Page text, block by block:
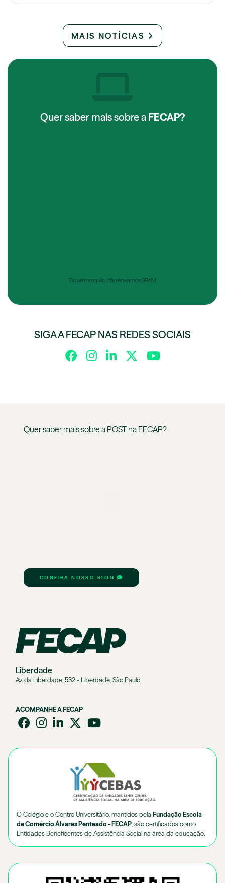
MAIS NOTÍCIAS
Quer saber mais sobre a FECAP?
Fique tranquilo, não enviamos SPAM
SIGA A FECAP NAS REDES SOCIAIS
Quer saber mais sobre a POST na FECAP?
CONFIRA NOSSO BLOG
Liberdade
Av. da Liberdade, 532 - Liberdade, São Paulo
ACOMPANHE A FECAP
O Colégio e o Centro Universitário, mantidos pela Fundação Escola
de Comércio Álvares Penteado - FECAP , são certificados como
Entidades Beneficentes de Assistência Social na área da educação.